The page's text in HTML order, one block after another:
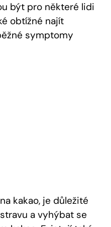
být pro některé lidi
obtížné najít
symptomy
kakao, je důležité
a vyhýbat se